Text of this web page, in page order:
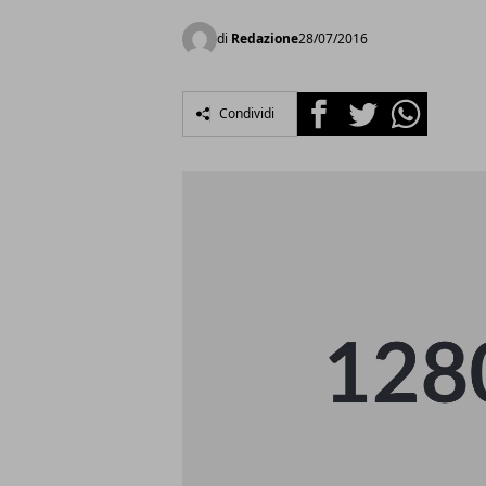
di Redazione28/07/2016
Condividi FacebookTwitterWhatsapp